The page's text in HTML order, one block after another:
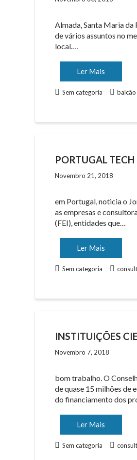
Almada, Santa Maria
de vários assuntos no
local.…
Ler Mais
Sem categoria
PORTUGAL
Novembro 21, 2018
em Portugal, noticia o
as empresas e
(FEI), entidades que…
Ler Mais
Sem categoria
INSTITUIÇÕES
Novembro 7, 2018
bom trabalho. O
de quase 15 milhões de
do financiamento dos
Ler Mais
Sem categoria